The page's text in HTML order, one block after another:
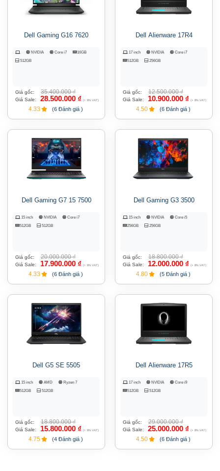
Dell Gaming G16 7620
NVIDIA Core i7
16GB
512GB
Giá gốc: 35.400.000₫
Giá Sale: 28.500.000 ₫ (+ 8% VAT)
4.33 (6 Đánh giá )
Dell Alienware 17R4
17 inch NVIDIA
Core i7
512GB
256GB
Giá gốc: 12.500.000₫
Giá Sale: 10.900.000 ₫ (+ 8% VAT)
4.50 (6 Đánh giá )
Dell Gaming G7 15 7500
15 inch NVIDIA
Core i7
512GB
512GB
Giá gốc: 20.000.000₫
Giá Sale: 17.900.000 ₫ (+ 8% VAT)
4.33 (6 Đánh giá )
Dell Gaming G3 3500
15 inch NVIDIA
Core i5
256GB
256GB
Giá gốc: 18.800.000₫
Giá Sale: 12.000.000 ₫ (+ 8% VAT)
4.80 (5 Đánh giá )
Dell G5 SE 5505
15 inch AMD
Ryzen 7
512GB
512GB
Giá gốc: 18.800.000₫
Giá Sale: 15.800.000 ₫ (+ 8% VAT)
4.75 (4 Đánh giá )
Dell Alienware 17R5
17 inch NVIDIA
Core i9
512GB
512GB
Giá gốc: 29.000.000₫
Giá Sale: 25.000.000 ₫ (+ 8% VAT)
4.50 (6 Đánh giá )